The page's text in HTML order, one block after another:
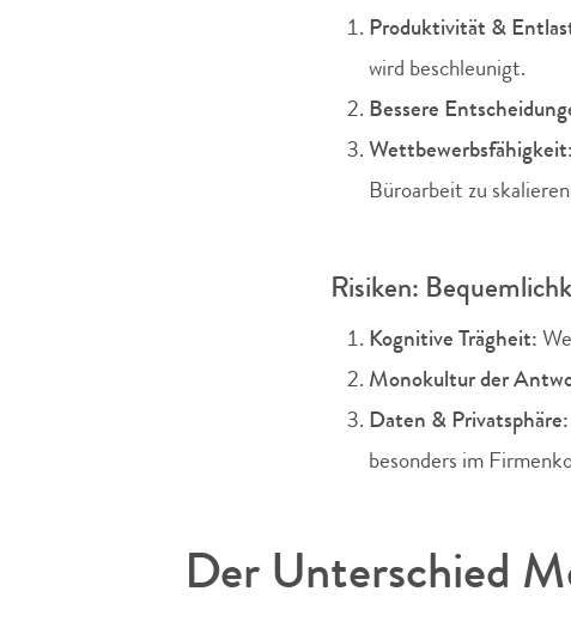
Produktivität &
wird beschleunigt.
Bessere
Wettbewerbsfähigkeit:
Büroarbeit zu
Risiken:
Kognitive Trägheit:
Monokultur der
Daten & Privatsphäre:
besonders im
Der Unterschied